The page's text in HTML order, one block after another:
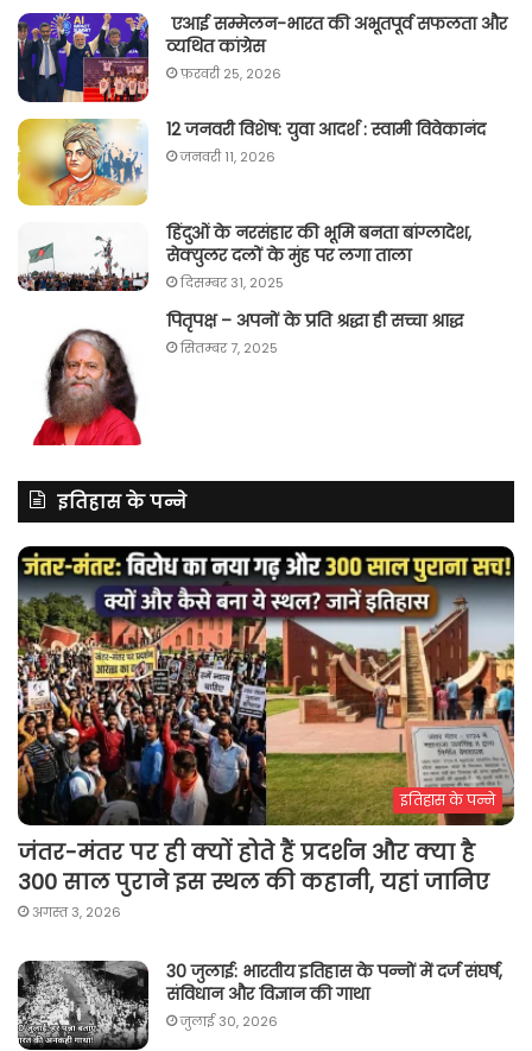
एआई सम्मेलन-भारत की अभूतपूर्व सफलता और
व्यथित कांग्रेस
फ़रवरी 25, 2026
12 जनवरी विशेष: युवा आदर्श : स्वामी विवेकानंद
जनवरी 11, 2026
हिंदुओं के नरसंहार की भूमि बनता बांग्लादेश,
सेक्युलर दलों के मुंह पर लगा ताला
दिसम्बर 31, 2025
पितृपक्ष – अपनों के प्रति श्रद्धा ही सच्चा श्राद्ध
सितम्बर 7, 2025
इतिहास के पन्ने
इतिहास के पन्ने
जंतर-मंतर पर ही क्यों होते हैं प्रदर्शन और क्या है
300 साल पुराने इस स्थल की कहानी, यहां जानिए
अगस्त 3, 2026
30 जुलाई: भारतीय इतिहास के पन्नों में दर्ज संघर्ष,
संविधान और विज्ञान की गाथा
जुलाई 30, 2026